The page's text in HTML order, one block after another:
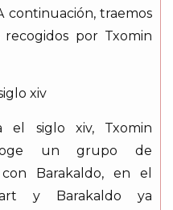
continuación, traemos
por Txomin
xiv
el siglo xiv, Txomin
un grupo de
Barakaldo, en el
y Barakaldo ya